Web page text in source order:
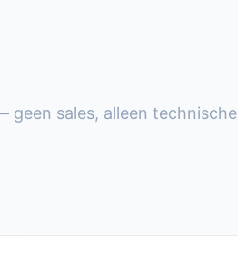
geen sales, alleen technische